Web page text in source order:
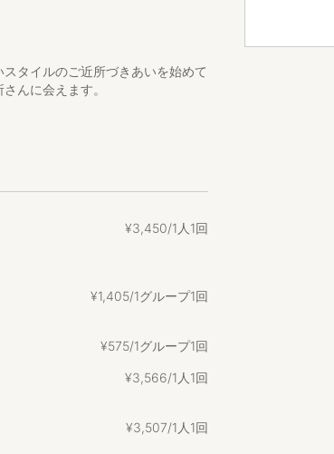
タイルのご近所づきあいを始めて
んに会えます。
地域とつながるきっかけになって
た。
民家です。
い。ペット同伴の宿泊もOK！
¥3,450/1人1回
¥1,405/1グループ1回
¥575/1グループ1回
¥3,566/1人1回
¥3,507/1人1回